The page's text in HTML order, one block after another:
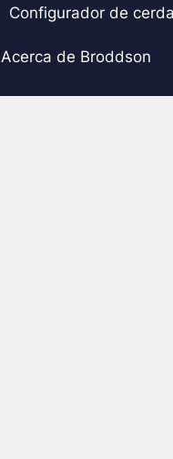
Configurador de
Acerca de Broddson